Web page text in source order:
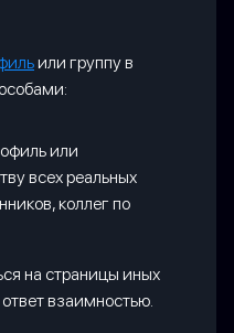
или группу в
или
всех реальных
коллег по
на страницы иных
взаимностью.